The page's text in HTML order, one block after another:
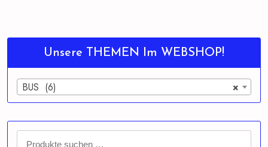
Unsere THEMEN Im WEBSHOP!
×
BUS (6)
Suchen